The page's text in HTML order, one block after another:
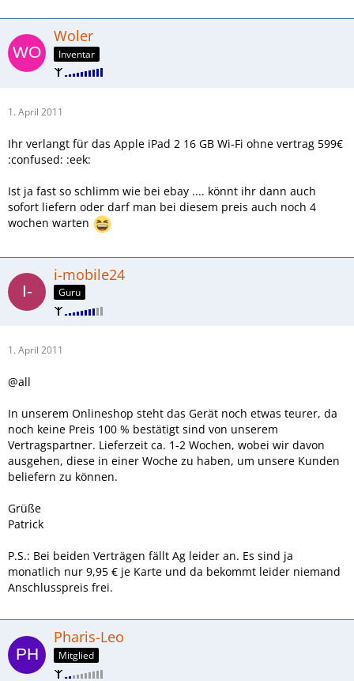
Woler
Inventar
1. April 2011
Ihr verlangt für das Apple iPad 2 16 GB Wi-Fi ohne vertrag 599€
:confused: :eek:
Ist ja fast so schlimm wie bei ebay .... könnt ihr dann auch
sofort liefern oder darf man bei diesem preis auch noch 4
wochen warten
i-mobile24
Guru
1. April 2011
@all
In unserem Onlineshop steht das Gerät noch etwas teurer, da
noch keine Preis 100 % bestätigt sind von unserem
Vertragspartner. Lieferzeit ca. 1-2 Wochen, wobei wir davon
ausgehen, diese in einer Woche zu haben, um unsere Kunden
beliefern zu können.
Grüße
Patrick
P.S.: Bei beiden Verträgen fällt Ag leider an. Es sind ja
monatlich nur 9,95 € je Karte und da bekommt leider niemand
Anschlusspreis frei.
Pharis-Leo
Mitglied